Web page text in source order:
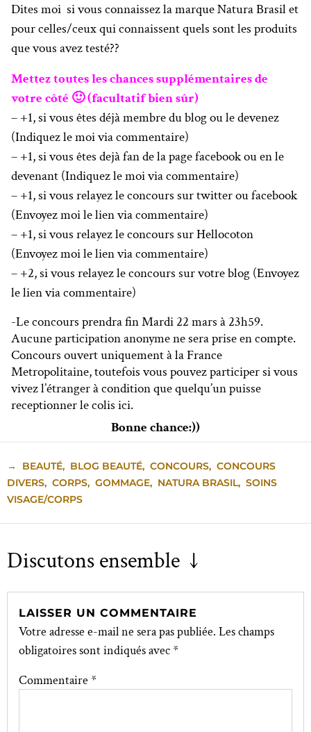
Dites moi si vous connaissez la marque Natura Brasil et
pour celles/ceux qui connaissent quels sont les produits
que vous avez testé??
Mettez toutes les chances supplémentaires de
votre côté 🙂 (facultatif bien sûr)
– +1, si vous êtes déjà membre du blog ou le devenez
(Indiquez le moi via commentaire)
– +1, si vous êtes dejà fan de la page facebook ou en le
devenant (Indiquez le moi via commentaire)
– +1, si vous relayez le concours sur twitter ou facebook
(Envoyez moi le lien via commentaire)
– +1, si vous relayez le concours sur Hellocoton
(Envoyez moi le lien via commentaire)
– +2, si vous relayez le concours sur votre blog (Envoyez
le lien via commentaire)
-Le concours prendra fin Mardi 22 mars à 23h59.
Aucune participation anonyme ne sera prise en compte.
Concours ouvert uniquement à la France
Metropolitaine, toutefois vous pouvez participer si vous
vivez l’étranger à condition que quelqu’un puisse
receptionner le colis ici.
Bonne chance:))
→ BEAUTÉ, BLOG BEAUTÉ, CONCOURS, CONCOURS
DIVERS, CORPS, GOMMAGE, NATURA BRASIL, SOINS
VISAGE/CORPS
Discutons ensemble ↓
LAISSER UN COMMENTAIRE
Votre adresse e-mail ne sera pas publiée. Les champs
obligatoires sont indiqués avec*
Commentaire *